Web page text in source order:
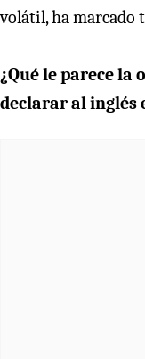
volátil, ha marcado
¿Qué le parece la
declarar al inglés